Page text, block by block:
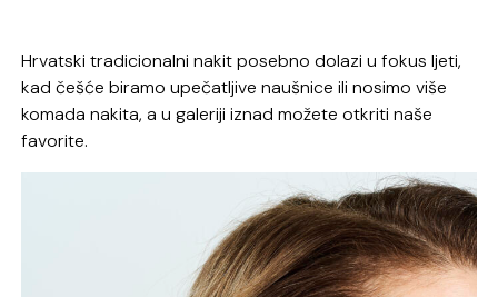
Hrvatski tradicionalni nakit posebno dolazi u fokus ljeti,
kad češće biramo upečatljive naušnice ili nosimo više
komada nakita, a u galeriji iznad možete otkriti naše
favorite.